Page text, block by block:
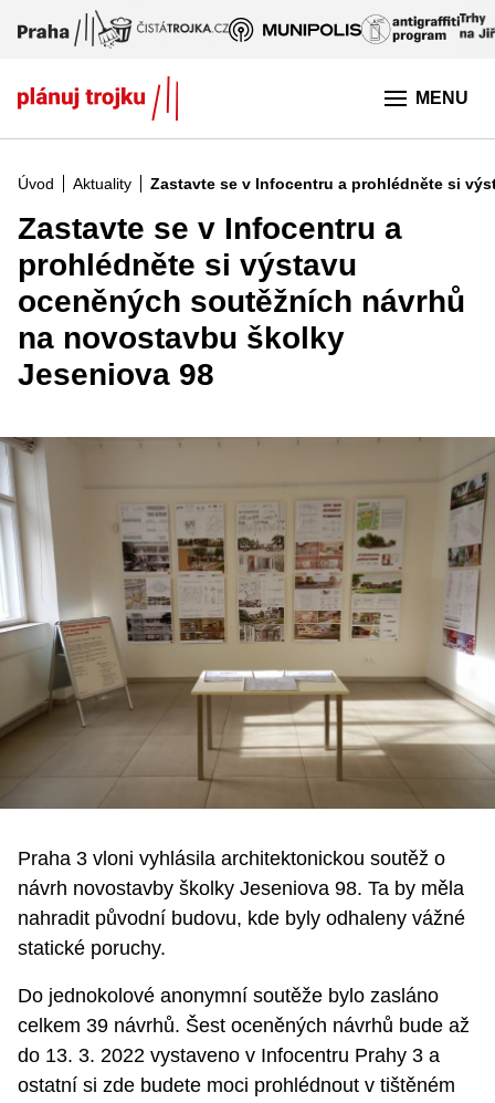
Přeskočit na hlavní obsah
MENU
Úvod Aktuality Zastavte se v Infocentru a prohlédněte si
Zastavte se v Infocentru a
prohlédněte si výstavu
oceněných soutěžních návrhů
na novostavbu školky
Jeseniova 98
Praha 3 vloni vyhlásila architektonickou soutěž o
návrh novostavby školky Jeseniova 98. Ta by měla
nahradit původní budovu, kde byly odhaleny vážné
statické poruchy.
Do jednokolové anonymní soutěže bylo zasláno
celkem 39 návrhů. Šest oceněných návrhů bude až
do 13. 3. 2022 vystaveno v Infocentru Prahy 3 a
ostatní si zde budete moci prohlédnout v tištěném